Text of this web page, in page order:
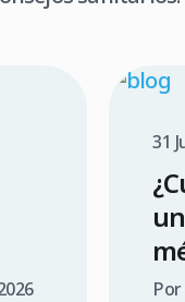
31
Por